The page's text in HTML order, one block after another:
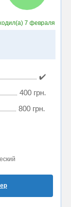
7 февраля
✔️
400 грн.
800 грн.